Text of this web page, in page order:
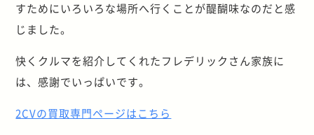
すためにいろいろな場所へ行くことが醍醐味なのだと感
じました。
快くクルマを紹介してくれたフレデリックさん家族に
は、感謝でいっぱいです。
2CVの買取専門ページはこちら